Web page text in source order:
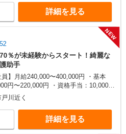
） ・固定残業手当：20,000円（10時
残業時間を超過する場合には超過勤務
別途支給 ・夜勤手当：10,000円/1回
症介護基礎研修 ・初任者研修 ・実務
護福祉士 など
詳細を見る
NEW
％が未経験からスタート！綺麗な
助手
員】月給240,000〜400,000円 ・基本
円〜220,000円 ・資格手当：10,000〜
役職手当：10,000〜70,000円 ・処遇改
〜60,000円（勤続年数、保有資格
） ・固定残業手当：20,000円（10時
残業時間を超過する場合には超過勤務
別途支給 ・夜勤手当：10,000円/1回
川近く
詳細を見る